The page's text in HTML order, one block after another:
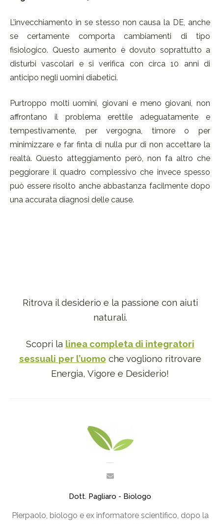
L’invecchiamento in se stesso non causa la DE, anche
se certamente comporta cambiamenti di tipo
fisiologico. Questo aumento è dovuto soprattutto a
disturbi vascolari e si verifica con circa 10 anni di
anticipo negli uomini diabetici.
Purtroppo molti uomini, giovani e meno giovani, non
affrontano il problema erettile adeguatamente e
tempestivamente, per vergogna, timore o per
minimizzare e far finta di nulla pur di non accettare la
realtà. Questo atteggiamento però, non fa altro che
peggiorare il quadro complessivo che invece spesso
può essere risolto anche abbastanza facilmente dopo
una accurata diagnosi delle cause.
Ritrova il desiderio e la passione con aiuti
naturali.
Scopri la linea completa di integratori
sessuali per l’uomo che vogliono ritrovare
Energia, Vigore e Desiderio!
Dott. Pagliaro - Biologo
Pierpaolo, biologo e ex informatore scientifico, dopo la